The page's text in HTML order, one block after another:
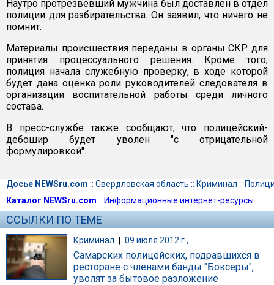
Наутро протрезвевший мужчина был доставлен в отдел
полиции для разбирательства. Он заявил, что ничего не
помнит.
Материалы происшествия переданы в органы СКР для
принятия процессуального решения. Кроме того,
полиция начала служебную проверку, в ходе которой
будет дана оценка роли руководителей следователя в
организации воспитательной работы среди личного
состава.
В пресс-службе также сообщают, что полицейский-
дебошир будет уволен "с отрицательной
формулировкой".
Досье NEWSru.com :: Свердловская область :: Криминал ::
Каталог NEWSru.com :: Информационные интернет-ресурсы
ССЫЛКИ ПО ТЕМЕ
Криминал | 09 июля 2012 г.,
Самарских полицейских, подравшихся в
ресторане с членами банды "Боксеры",
уволят за бытовое разложение